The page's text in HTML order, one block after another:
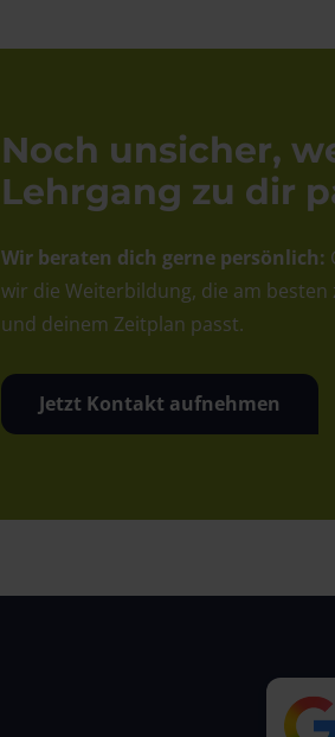
Noch unsicher,
Lehrgang zu dir
Wir beraten dich gerne persönlich:
wir die Weiterbildung, die am besten
und deinem Zeitplan passt.
Jetzt Kontakt aufnehmen